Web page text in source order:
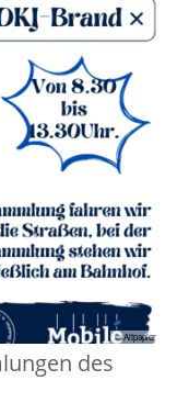
© Altpapier
des